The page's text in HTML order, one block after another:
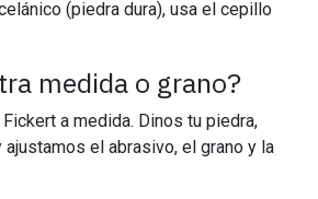
(piedra dura), usa el cepillo
medida o grano?
a medida. Dinos tu piedra,
ajustamos el abrasivo, el grano y la